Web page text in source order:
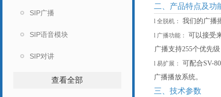
SIP广播
SIP语音模块
SIP对讲
查看全部
二、产品特点及功
l 全脱机： 我们的广播
l 广播功能：
可以接受
广播支持255个优先
l 易扩展： 可配合SV-
广播播放系统。
三、技术参数